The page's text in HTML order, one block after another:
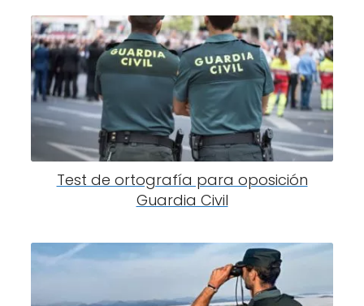
Test de ortografía para oposición
Guardia Civil